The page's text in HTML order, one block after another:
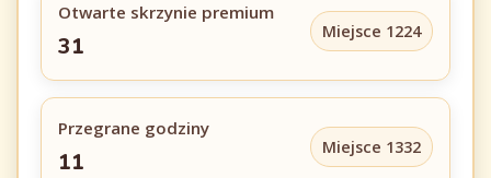
Otwarte skrzynie premium
31
Miejsce 1224
Przegrane godziny
11
Miejsce 1332